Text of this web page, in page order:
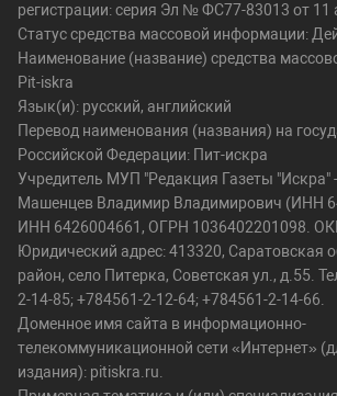
регистрации: серия Эл № ФС77-83013 от 11
Статус средства массовой информации:
Наименование (название) средства
Pit-iskra
Язык(и): русский, английский
Перевод наименования (названия) на
Российской Федерации: Пит-искра
Учредитель МУП "Редакция Газеты "Искра"
Машенцев Владимир Владимирович (ИНН
ИНН 6426004661, ОГРН 1036402201098.
Юридический адрес: 413320, Саратовская
район, село Питерка, Советская ул., д.55.
2-14-85; +784561-2-12-64; +784561-2-14-66.
Доменное имя сайта в информационно-
телекоммуникационной сети «Интернет»
издания): pitiskra.ru.